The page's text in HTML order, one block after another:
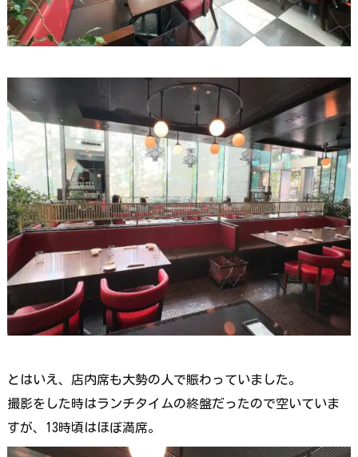
とはいえ、店内席も大勢の人で賑わっていました。
撮影をした時はランチタイムの終盤だったので空いていま
すが、13時頃はほぼ満席。